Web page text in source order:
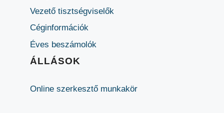
Vezető tisztségviselők
Céginformációk
Éves beszámolók
ÁLLÁSOK
Online szerkesztő munkakör